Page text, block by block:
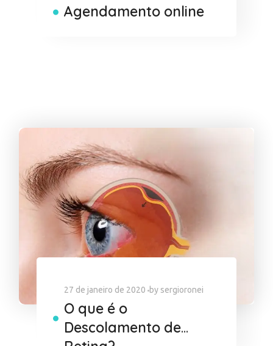
Agendamento online
27 de janeiro de 2020 by sergioronei
O que é o
Descolamento de